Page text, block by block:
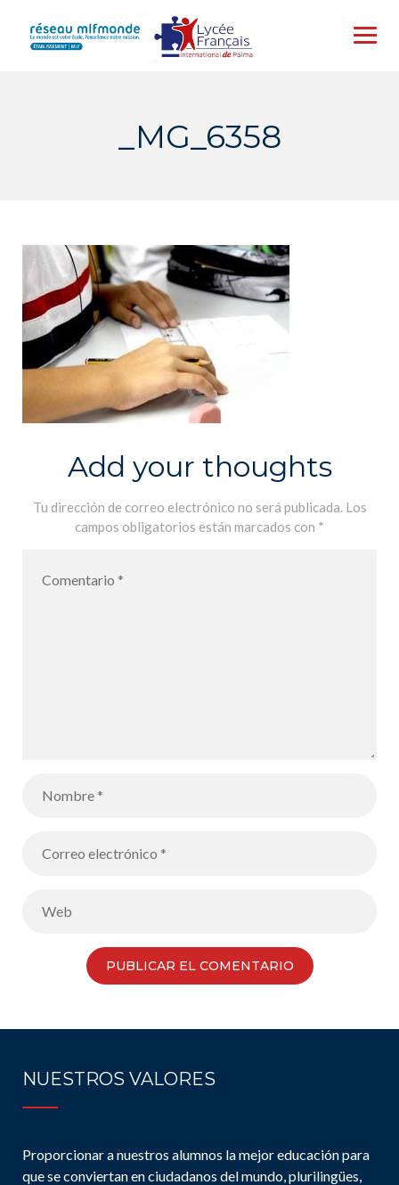
content
_MG_6358
Add your thoughts
Tu dirección de correo electrónico no será publicada. Los
campos obligatorios están marcados con *
NUESTROS VALORES
Proporcionar a nuestros alumnos la mejor educación para
que se conviertan en ciudadanos del mundo, plurilingües,